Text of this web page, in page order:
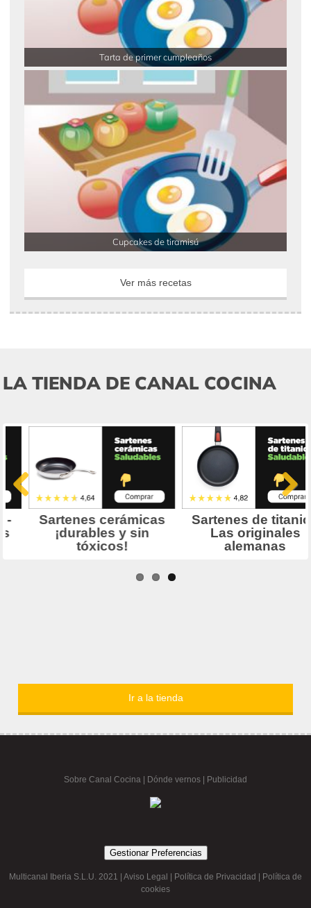
Tarta de primer cumpleaños
Cupcakes de tiramisú
Ver más recetas
LA TIENDA DE CANAL COCINA
Ir a la tienda
Sobre Canal Cocina Dónde vernos | Publicidad
Gestionar Preferencias
Multicanal Iberia S.L.U. 2021 | Aviso Legal Política de Privacidad
Política de
cookies